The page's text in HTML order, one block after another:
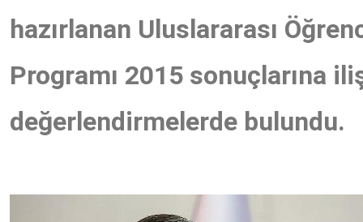
hazırlanan Uluslararası
Programı 2015 sonuçlarına
değerlendirmelerde bulundu.